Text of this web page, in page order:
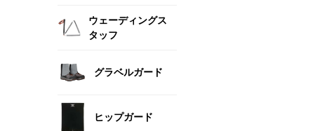
ウェーディングス
タッフ
グラベルガード
ヒップガード